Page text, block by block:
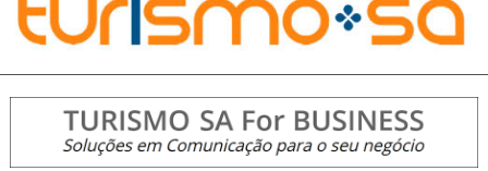
CITY BREAK
TURISMO E MERCADO
EVENTOS
HOTELARIA